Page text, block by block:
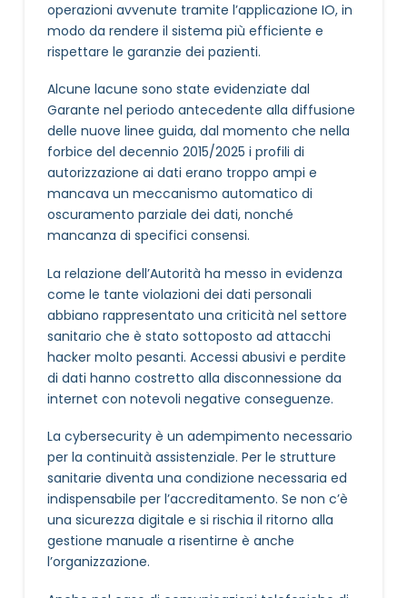
operazioni avvenute tramite l’applicazione IO, in
modo da rendere il sistema più efficiente e
rispettare le garanzie dei pazienti.
Alcune lacune sono state evidenziate dal
Garante nel periodo antecedente alla diffusione
delle nuove linee guida, dal momento che nella
forbice del decennio 2015/2025 i profili di
autorizzazione ai dati erano troppo ampi e
mancava un meccanismo automatico di
oscuramento parziale dei dati, nonché
mancanza di specifici consensi.
La relazione dell’Autorità ha messo in evidenza
come le tante violazioni dei dati personali
abbiano rappresentato una criticità nel settore
sanitario che è stato sottoposto ad attacchi
hacker molto pesanti. Accessi abusivi e perdite
di dati hanno costretto alla disconnessione da
internet con notevoli negative conseguenze.
La cybersecurity è un adempimento necessario
per la continuità assistenziale. Per le strutture
sanitarie diventa una condizione necessaria ed
indispensabile per l’accreditamento. Se non c’è
una sicurezza digitale e si rischia il ritorno alla
gestione manuale a risentirne è anche
l’organizzazione.